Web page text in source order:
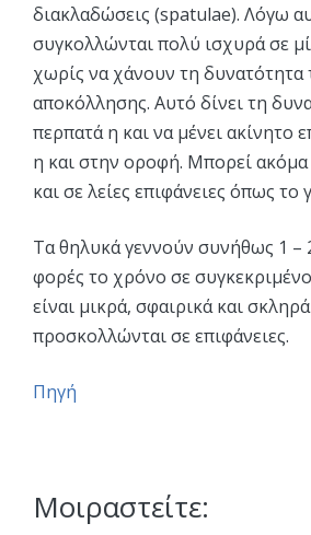
διακλαδώσεις (spatulae). Λόγω
συγκολλώνται πολύ ισχυρά σε
χωρίς να χάνουν τη δυνατότητα
αποκόλλησης. Αυτό δίνει τη
περπατά η και να μένει ακίνητο
η και στην οροφή. Μπορεί
και σε λείες επιφάνειες όπως το
Τα θηλυκά γεννούν συνήθως 1 –
φορές το χρόνο σε
είναι μικρά, σφαιρικά και
προσκολλώνται σε επιφάνειες.
Πηγή
Μοιραστείτε: